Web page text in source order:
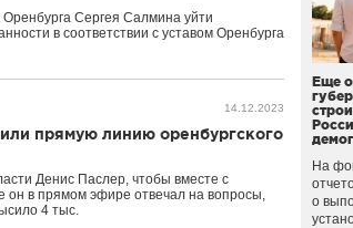
Сергея Салмина уйти
в соответствии с уставом Оренбурга
14.12.2023
прямую линию оренбургского
Денис Паслер, чтобы вместе с
он в прямом эфире отвечал на вопросы,
4 тыс.
Еще
На
о